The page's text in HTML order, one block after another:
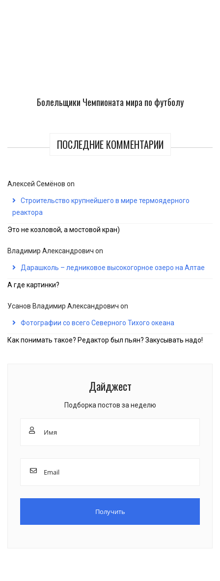
Болельщики Чемпионата мира по футболу
ПОСЛЕДНИЕ КОММЕНТАРИИ
Алексей Семёнов on
Строительство крупнейшего в мире термоядерного
реактора
Это не козловой, а мостовой кран)
Владимир Александрович on
Дарашколь – ледниковое высокогорное озеро на Алтае
А где картинки?
Усанов Владимир Александрович on
Фотографии со всего Северного Тихого океана
Как понимать такое? Редактор был пьян? Закусывать надо!
Дайджест
Подборка постов за неделю